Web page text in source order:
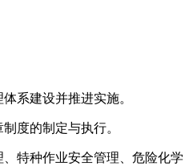
系建设并推进实施。
度的制定与执行。
特种作业安全管理、危险化学